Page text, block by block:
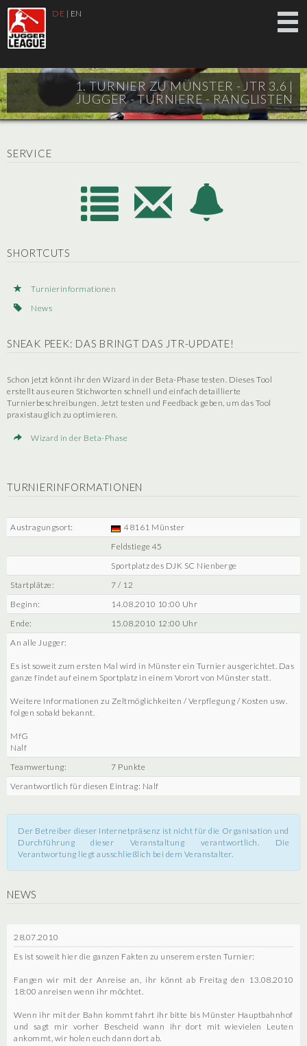
DE | EN
1. TURNIER ZU MÜNSTER - JTR 3.6 |
JUGGER - TURNIERE - RANGLISTEN
SERVICE
SHORTCUTS
Turnierinformationen
News
SNEAK PEEK: DAS BRINGT DAS JTR-UPDATE!
Schon jetzt könnt ihr den Wizard in der Beta-Phase testen. Dieses Tool
erstellt aus euren Stichworten schnell und einfach detaillierte
Turnierbeschreibungen. Jetzt testen und Feedback geben, um das Tool
praxistauglich zu optimieren.
Wizard in der Beta-Phase
TURNIERINFORMATIONEN
Austragungsort:
48161 Münster
Feldstiege 45
Sportplatz des DJK SC Nienberge
Startplätze:
7 / 12
Beginn:
14.08.2010 10:00 Uhr
Ende:
15.08.2010 12:00 Uhr
An alle Jugger:
Es ist soweit zum ersten Mal wird in Münster ein Turnier ausgerichtet. Das
ganze findet auf einem Sportplatz in einem Vorort von Münster statt.
Weitere Informationen zu Zeltmöglichkeiten / Verpflegung / Kosten usw.
folgen sobald bekannt.
MfG
Nalf
Teamwertung:
7 Punkte
Verantwortlich für diesen Eintrag: Nalf
Der Betreiber dieser Internetpräsenz ist nicht für die Organisation und
Durchführung dieser Veranstaltung verantwortlich. Die
Verantwortung liegt ausschließlich bei dem Veranstalter.
NEWS
28.07.2010
Es ist soweit hier die ganzen Fakten zu unserem ersten Turnier:
Fangen wir mit der Anreise an, ihr könnt ab Freitag den 13.08.2010
18:00 anreisen wenn ihr möchtet.
Wenn ihr mit der Bahn kommt fahrt ihr bitte bis Münster Hauptbahnhof
und sagt mir vorher Bescheid wann ihr dort mit wievielen Leuten
ankommt, wir holen euch dann dort ab.